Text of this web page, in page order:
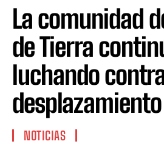
La comunidad
de Tierra
luchando
desplazamiento
NOTICIAS